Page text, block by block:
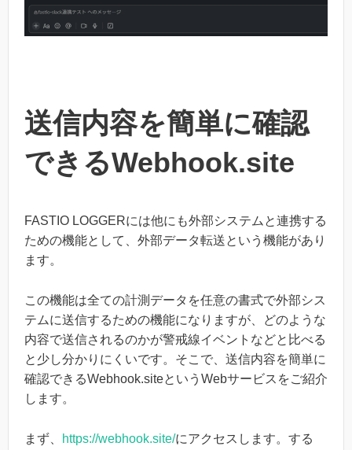
送信内容を簡単に確認
できるWebhook.site
FASTIO LOGGERには他にも外部システムと連携する
ための機能として、外部データ転送という機能があり
ます。
この機能は全ての計測データを任意の書式で外部シス
テムに送信するための機能になりますが、どのような
内容で送信されるのかが警戒線イベントなどと比べる
と少し分かりにくいです。そこで、送信内容を簡単に
確認できるWebhook.siteというWebサービスをご紹介
します。
まず、 https://webhook.site/にアクセスします。する